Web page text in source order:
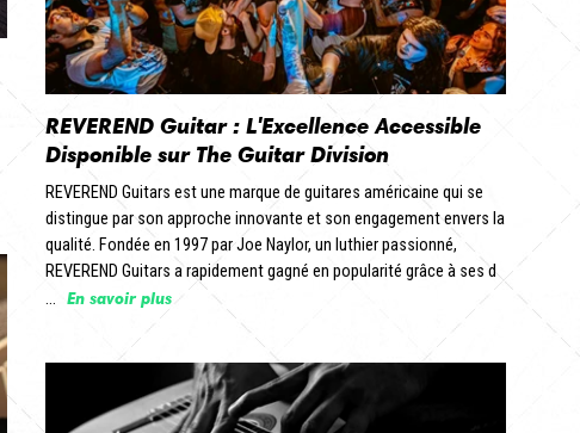
REVEREND Guitar : L'Excellence Accessible
Disponible sur The Guitar Division
REVEREND Guitars est une marque de guitares américaine qui se
distingue par son approche innovante et son engagement envers la
qualité. Fondée en 1997 par Joe Naylor, un luthier passionné,
REVEREND Guitars a rapidement gagné en popularité grâce à ses d
... En savoir plus